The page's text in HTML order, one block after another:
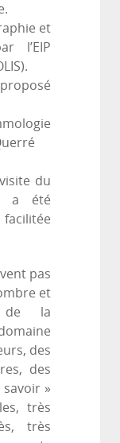
et
l’EIP
du
a été
pas
et
de la
des
des
»
très
très